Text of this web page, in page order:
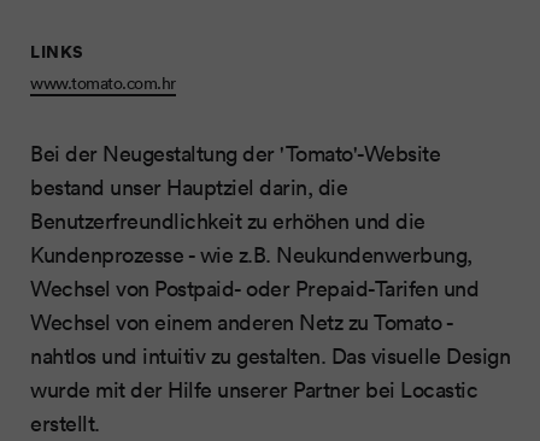
LINKS
www.tomato.com.hr
Bei der Neugestaltung der 'Tomato'-Website
bestand unser Hauptziel darin, die
Benutzerfreundlichkeit zu erhöhen und die
Kundenprozesse - wie z.B. Neukundenwerbung,
Wechsel von Postpaid- oder Prepaid-Tarifen und
Wechsel von einem anderen Netz zu Tomato -
nahtlos und intuitiv zu gestalten. Das visuelle Design
wurde mit der Hilfe unserer Partner bei Locastic
erstellt.